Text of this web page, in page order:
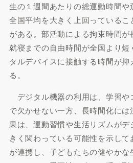
生の１週間あたりの総運動時間
全国平均を大きく上回っている
がある。部活動による拘束時間
就寝までの自由時間が全国より
タルデバイスに接触する時間が
る。
デジタル機器の利用は、学習や
で欠かせない一方、長時間化に
果は、運動習慣や生活リズムが
きく関わっている可能性を示し
が連携し、子どもたちの健やか